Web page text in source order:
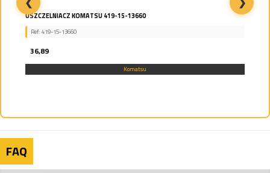
USZCZELNIACZ KOMATSU 419-15-13660
Ref: 419-15-13660
36,89
Komatsu
FAQ